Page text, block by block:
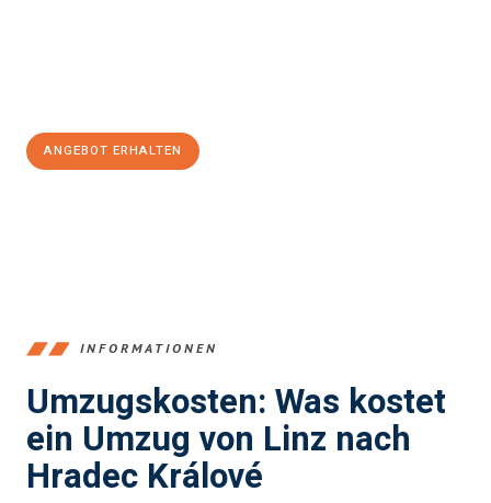
ANGEBOT ERHALTEN
INFORMATIONEN
Umzugskosten: Was kostet
ein Umzug von Linz nach
Hradec Králové